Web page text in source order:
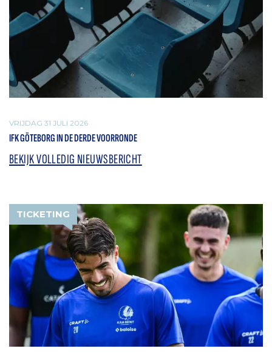
VRIJDAG 31 JULI 2026
IFK GÖTEBORG IN DE DERDE VOORRONDE
BEKIJK VOLLEDIG NIEUWSBERICHT
TICKETING